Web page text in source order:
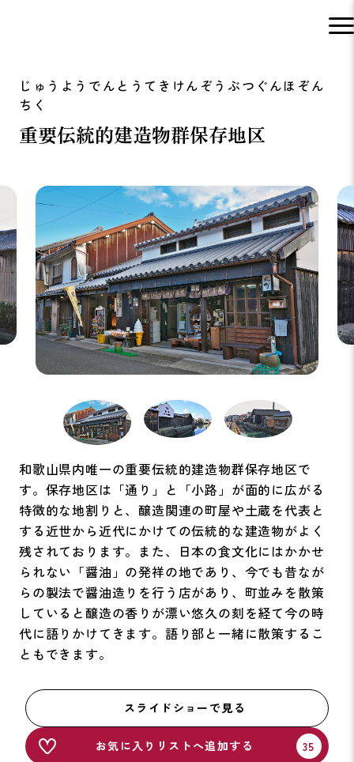
重要伝統的建造物群保存地区
和歌山県内唯一の重要伝統的建造物群保存地区で
す。保存地区は「通り」と「小路」が面的に広がる
特徴的な地割りと、醸造関連の町屋や土蔵を代表と
する近世から近代にかけての伝統的な建造物がよく
残されております。また、日本の食文化にはかかせ
られない「醤油」の発祥の地であり、今でも昔なが
らの製法で醤油造りを行う店があり、町並みを散策
していると醸造の香りが漂い悠久の刻を経て今の時
代に語りかけてきます。語り部と一緒に散策するこ
ともできます。
スライドショーで見る
お気に入りリストへ追加する